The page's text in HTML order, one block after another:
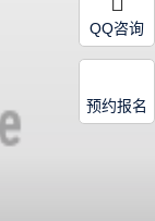
QQ咨询
预约报名